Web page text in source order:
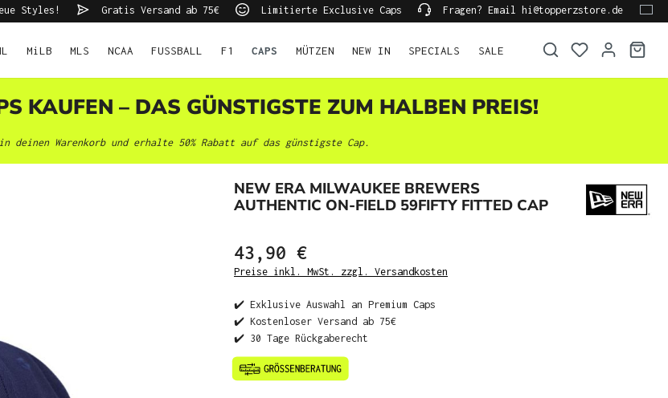
Styles! Gratis Versand ab 75€ Limitierte Exclusive Caps Fragen? Email hi@topperzstore.de
MiLB MLS NCAA FUSSBALL F1 CAPS MÜTZEN NEW IN SPECIALS SALE
KAUFEN – DAS GÜNSTIGSTE ZUM HALBEN PREIS!
deinen Warenkorb und erhalte 50% Rabatt auf das günstigste Cap.
NEW ERA MILWAUKEE BREWERS
AUTHENTIC ON-FIELD 59FIFTY FITTED CAP
43,90 €
Preise inkl. MwSt. zzgl. Versandkosten
✔️ Exklusive Auswahl an Premium Caps
✔️ Kostenloser Versand ab 75€
✔️ 30 Tage Rückgaberecht